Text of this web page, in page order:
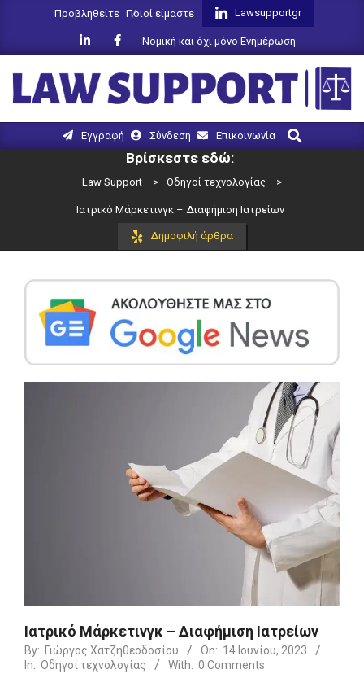
Προβληθείτε Ποιοί είμαστε Lawsupportgr
Νομική και όχι μόνο Ενημέρωση
LAW
SUPPORT
Navigation
Εγγραφή Σύνδεση Επικοινωνία
Search
Βρίσκεστε εδώ:
Law Support > Οδηγοί τεχνολογίας >
Ιατρικό Μάρκετινγκ – Διαφήμιση Ιατρείων
Δημοφιλή άρθρα
Ιατρικό Μάρκετινγκ – Διαφήμιση Ιατρείων
By: Γιώργος Χατζηθεοδοσίου On: 14 Ιουνίου, 2023
In: Οδηγοί τεχνολογίας With: 0 Comments